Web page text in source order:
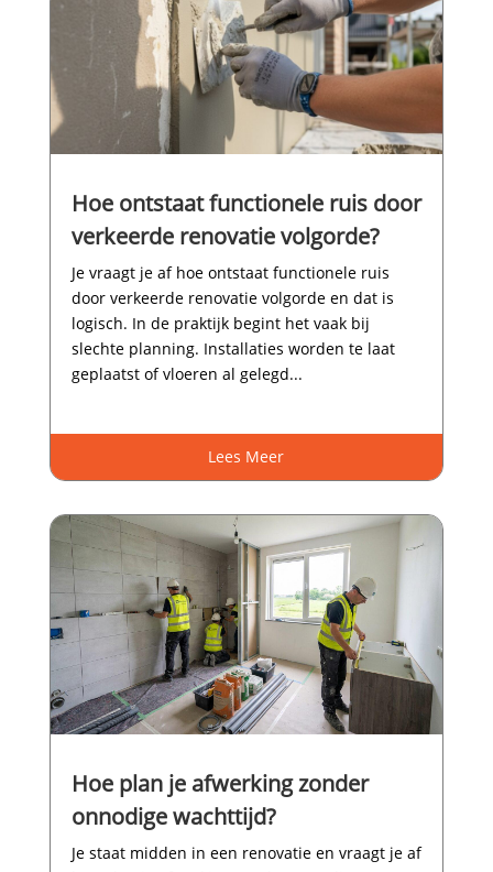
Hoe ontstaat functionele ruis door
verkeerde renovatie volgorde?
Je vraagt je af hoe ontstaat functionele ruis
door verkeerde renovatie volgorde en dat is
logisch.​ In de praktijk begint het vaak bij
slechte planning.​ Installaties worden te laat
geplaatst of vloeren al gelegd...
Lees Meer
Hoe plan je afwerking zonder
onnodige wachttijd?
Je staat midden in een renovatie en vraagt je af